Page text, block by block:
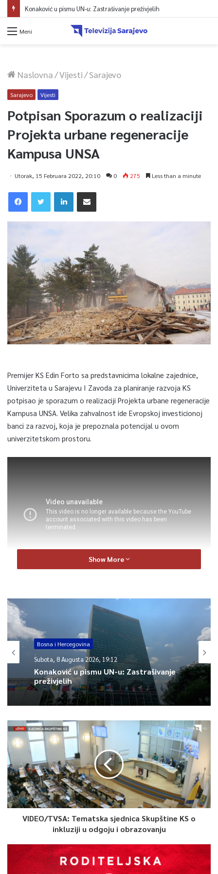
Konaković u pismu UN-u: Zastrašivanje preživjelih
Meni
Naslovna/Vijesti/Sarajevo
Sarajevo Vijesti
Potpisan Sporazum o realizaciji
Projekta urbane regeneracije
Kampusa UNSA
Utorak, 15 Februara 2022, 20:10 0 275 Less than a minute
Premijer KS Edin Forto sa predstavnicima lokalne zajednice,
Univerziteta u Sarajevu I Zavoda za planiranje razvoja KS
potpisao je sporazum o realizaciji Projekta urbane regeneracije
Kampusa UNSA. Velika zahvalnost ide Evropskoj investicionoj
banci za razvoj, koja je prepoznala potencijal u ovom
univerzitetskom prostoru.
5
Article Rating
Show More
Bosna i Hercegovina
Subota, 8 Augusta 2026, 19:12
Konaković u pismu UN-u: Zastrašivanje
preživjelih
VIDEO/TVSA: Tematska sjednica Skupštine KS o
inkluziji u odgoju i obrazovanju